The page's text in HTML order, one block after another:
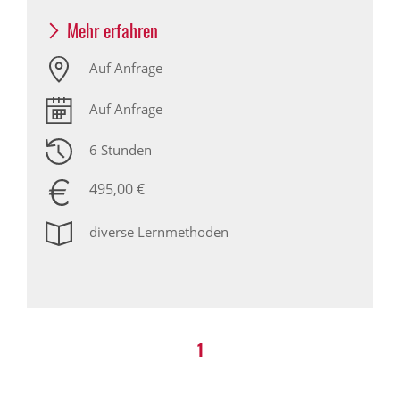
Mehr erfahren
Auf Anfrage
Auf Anfrage
6 Stunden
495,00 €
diverse Lernmethoden
1